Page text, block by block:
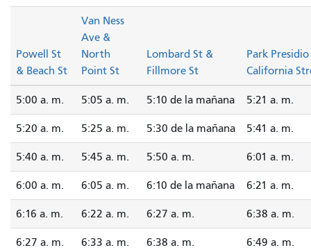
Powell St
& Beach St
Van Ness
Ave &
North
Point St
Lombard St &
Fillmore St
Park
California
5:00 a. m. 5:05 a. m. 5:10 de la mañana 5:21 a. m.
5:20 a. m. 5:25 a. m. 5:30 de la mañana 5:41 a. m.
5:40 a. m. 5:45 a. m. 5:50 a. m. 6:01 a. m.
6:00 a. m. 6:05 a. m. 6:10 de la mañana 6:21 a. m.
6:16 a. m. 6:22 a. m. 6:27 a. m. 6:38 a. m.
6:27 a. m. 6:33 a. m. 6:38 a. m. 6:49 a. m.